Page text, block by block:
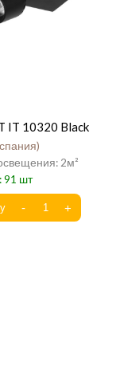
IT 10320 Black
2
91